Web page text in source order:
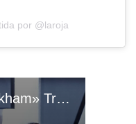
por @laroja
Serie Documental «Beckham» Tráiler Oficial Netflix